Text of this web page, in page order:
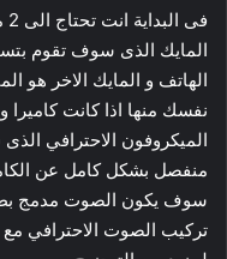
المايك الذى سوف تقوم
الهاتف و المايك الاخر هو
الميكروفون الاحترافي
سوف يكون الصوت مدمج
تركيب الصوت الاحترافي مع